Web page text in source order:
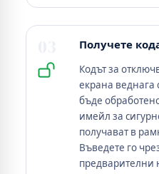
Получете
Кодът за
екрана веднага
бъде
имейл за
получават в
Въведете го
предварителни